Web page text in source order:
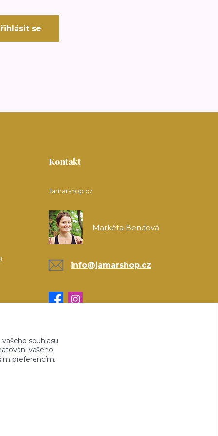
se
Kontakt
Jamarshop.cz
Markéta Bendová
info@jamarshop.cz
souhlasu
vašeho
preferencím.